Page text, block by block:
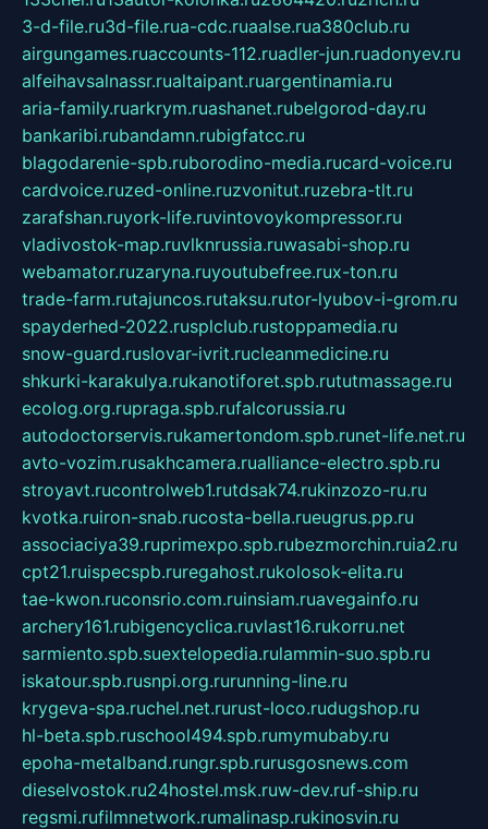
3-d-file.ru3d-file.rua-cdc.ruaalse.rua380club.ru
airgungames.ruaccounts-112.ruadler-jun.ruadonyev.ru
alfeihavsalnassr.rualtaipant.ruargentinamia.ru
aria-family.ruarkrym.ruashanet.rubelgorod-day.ru
bankaribi.rubandamn.rubigfatcc.ru
blagodarenie-spb.ruborodino-media.rucard-voice.ru
cardvoice.ruzed-online.ruzvonitut.ruzebra-tlt.ru
zarafshan.ruyork-life.ruvintovoykompressor.ru
vladivostok-map.ruvlknrussia.ruwasabi-shop.ru
webamator.ruzaryna.ruyoutubefree.rux-ton.ru
trade-farm.rutajuncos.rutaksu.rutor-lyubov-i-grom.ru
spayderhed-2022.rusplclub.rustoppamedia.ru
snow-guard.ruslovar-ivrit.rucleanmedicine.ru
shkurki-karakulya.rukanotiforet.spb.rututmassage.ru
ecolog.org.rupraga.spb.rufalcorussia.ru
autodoctorservis.rukamertondom.spb.runet-life.net.ru
avto-vozim.rusakhcamera.rualliance-electro.spb.ru
stroyavt.rucontrolweb1.rutdsak74.rukinzozo-ru.ru
kvotka.ruiron-snab.rucosta-bella.rueugrus.pp.ru
associaciya39.ruprimexpo.spb.rubezmorchin.ruia2.ru
cpt21.ruispecspb.ruregahost.rukolosok-elita.ru
tae-kwon.ruconsrio.com.ruinsiam.ruavegainfo.ru
archery161.rubigencyclica.ruvlast16.rukorru.net
sarmiento.spb.suextelopedia.rulammin-suo.spb.ru
iskatour.spb.rusnpi.org.rurunning-line.ru
krygeva-spa.ruchel.net.rurust-loco.rudugshop.ru
hl-beta.spb.ruschool494.spb.rumymubaby.ru
epoha-metalband.rungr.spb.rurusgosnews.com
dieselvostok.ru24hostel.msk.ruw-dev.ruf-ship.ru
regsmi.rufilmnetwork.rumalinasp.rukinosvin.ru